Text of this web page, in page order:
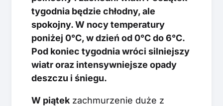
tygodnia będzie chłodny, ale
spokojny. W nocy temperatury
poniżej 0°C, w dzień od 0°C do 6°C.
Pod koniec tygodnia wróci silniejszy
wiatr oraz intensywniejsze opady
deszczu i śniegu.
W piątek zachmurzenie duże z